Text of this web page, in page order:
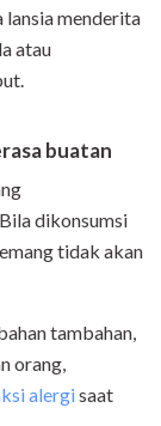
lansia menderita
atau
buatan
dikonsumsi
tidak akan
tambahan,
orang,
alergisaat